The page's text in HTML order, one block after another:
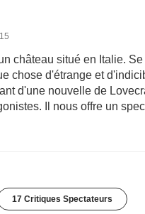
château situé en Italie. Se
chose d'étrange et
d'une nouvelle de
Il nous offre un
17 Critiques Spectateurs